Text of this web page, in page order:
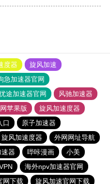
度器
旋风加速
急加速器官网
途加速器官网
风驰加速器
苹果版
旋风加速度器
口
原子加速器
旋风加速度器
外网网址导航
器 哔咔漫画
小美
海外npv加速器官网
网下载 旋风加速官网下载